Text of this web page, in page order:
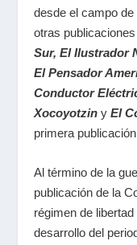
desde el campo
otras
Sur, El Ilustrador
El Pensador
Conductor
XocoyotzinyEl
primera
Al término de la
publicación de la
régimen de
desarrollo del